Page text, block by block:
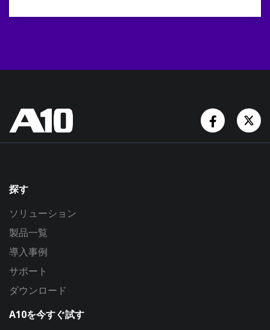
探す
ソリューション
製品一覧
導入事例
サポート
ダウンロード
A10を今すぐ試す